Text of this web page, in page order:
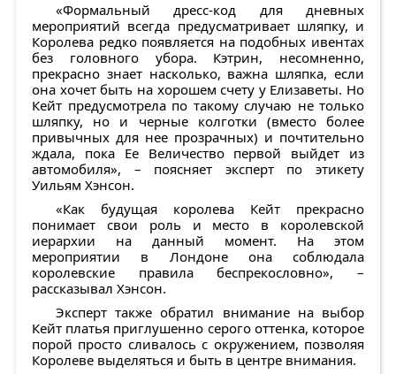
«Формальный дресс-код для дневных
мероприятий всегда предусматривает шляпку, и
Королева редко появляется на подобных ивентах
без головного убора. Кэтрин, несомненно,
прекрасно знает насколько, важна шляпка, если
она хочет быть на хорошем счету у Елизаветы. Но
Кейт предусмотрела по такому случаю не только
шляпку, но и черные колготки (вместо более
привычных для нее прозрачных) и почтительно
ждала, пока Ее Величество первой выйдет из
автомобиля», – поясняет эксперт по этикету
Уильям Хэнсон.
«Как будущая королева Кейт прекрасно
понимает свои роль и место в королевской
иерархии на данный момент. На этом
мероприятии в Лондоне она соблюдала
королевские правила беспрекословно», –
рассказывал Хэнсон.
Эксперт также обратил внимание на выбор
Кейт платья приглушенно серого оттенка, которое
порой просто сливалось с окружением, позволяя
Королеве выделяться и быть в центре внимания.